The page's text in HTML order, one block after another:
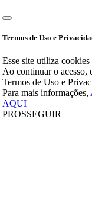
Termos de Uso e
Esse site utiliza
Ao continuar o acesso,
Termos de Uso e
Para mais informações,
AQUI
PROSSEGUIR